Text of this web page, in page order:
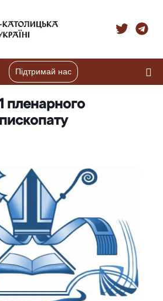
Підтримай нас
пленарного